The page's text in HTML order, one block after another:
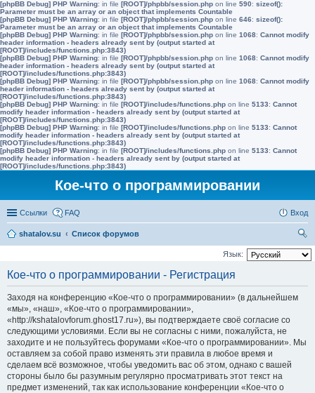
[phpBB Debug] PHP Warning: in file [ROOT]/phpbb/session.php on line 590: sizeof():
Parameter must be an array or an object that implements Countable
[phpBB Debug] PHP Warning: in file [ROOT]/phpbb/session.php on line 646: sizeof():
Parameter must be an array or an object that implements Countable
[phpBB Debug] PHP Warning: in file [ROOT]/phpbb/session.php on line 1068: Cannot modify
header information - headers already sent by (output started at
[ROOT]/includes/functions.php:3843)
[phpBB Debug] PHP Warning: in file [ROOT]/phpbb/session.php on line 1068: Cannot modify
header information - headers already sent by (output started at
[ROOT]/includes/functions.php:3843)
[phpBB Debug] PHP Warning: in file [ROOT]/phpbb/session.php on line 1068: Cannot modify
header information - headers already sent by (output started at
[ROOT]/includes/functions.php:3843)
[phpBB Debug] PHP Warning: in file [ROOT]/includes/functions.php on line 5133: Cannot
modify header information - headers already sent by (output started at
[ROOT]/includes/functions.php:3843)
[phpBB Debug] PHP Warning: in file [ROOT]/includes/functions.php on line 5133: Cannot
modify header information - headers already sent by (output started at
[ROOT]/includes/functions.php:3843)
[phpBB Debug] PHP Warning: in file [ROOT]/includes/functions.php on line 5133: Cannot
modify header information - headers already sent by (output started at
[ROOT]/includes/functions.php:3843)
Кое-что о программировании
Ссылки FAQ Вход
shatalov.su
Список форумов
ои
Язык:
Кое-что о программировании - Регистрация
Заходя на конференцию «Кое-что о программировании» (в дальнейшем
«мы», «наш», «Кое-что о программировании»,
«http://kshatalovforum.ghost17.ru»), вы подтверждаете своё согласие со
следующими условиями. Если вы не согласны с ними, пожалуйста, не
заходите и не пользуйтесь форумами «Кое-что о программировании». Мы
оставляем за собой право изменять эти правила в любое время и
сделаем всё возможное, чтобы уведомить вас об этом, однако с вашей
стороны было бы разумным регулярно просматривать этот текст на
предмет изменений, так как использование конференции «Кое-что о